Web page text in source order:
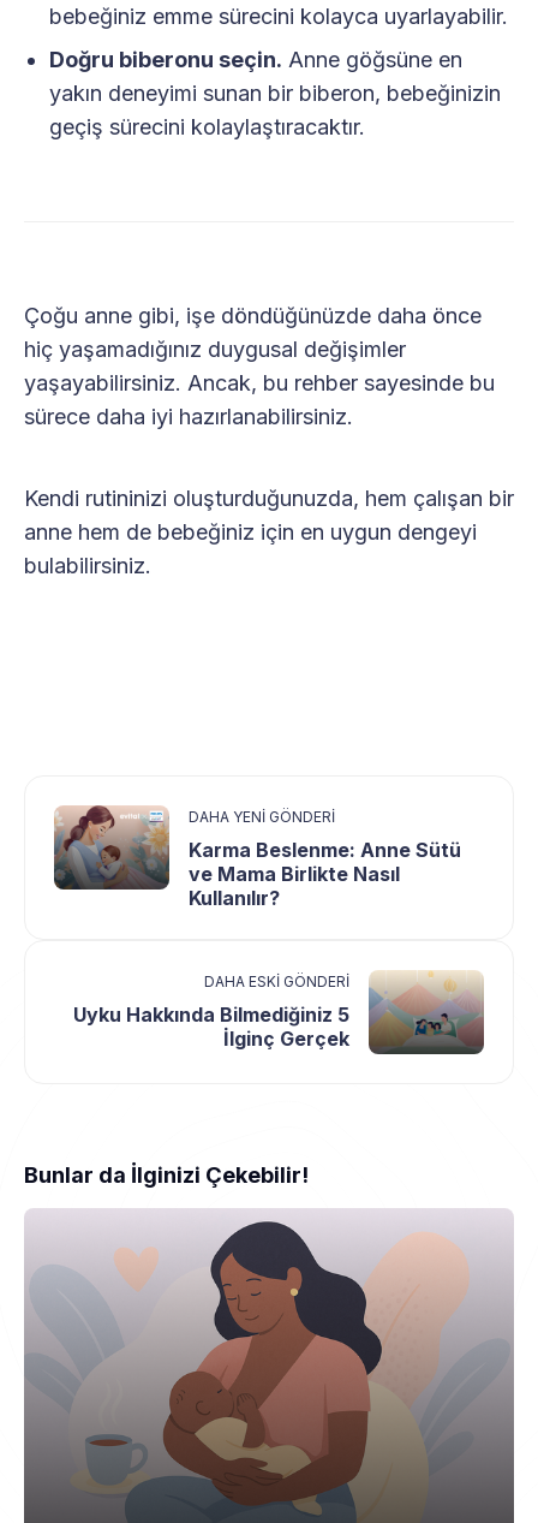
bebeğiniz emme sürecini kolayca uyarlayabilir.
Doğru biberonu seçin. Anne göğsüne en
yakın deneyimi sunan bir biberon, bebeğinizin
geçiş sürecini kolaylaştıracaktır.
Çoğu anne gibi, işe döndüğünüzde daha önce
hiç yaşamadığınız duygusal değişimler
yaşayabilirsiniz. Ancak, bu rehber sayesinde bu
sürece daha iyi hazırlanabilirsiniz.
Kendi rutininizi oluşturduğunuzda, hem çalışan bir
anne hem de bebeğiniz için en uygun dengeyi
bulabilirsiniz.
DAHA YENI GÖNDERI
Karma Beslenme: Anne Sütü
ve Mama Birlikte Nasıl
Kullanılır?
DAHA ESKI GÖNDERI
Uyku Hakkında Bilmediğiniz 5
İlginç Gerçek
Bunlar da İlginizi Çekebilir!